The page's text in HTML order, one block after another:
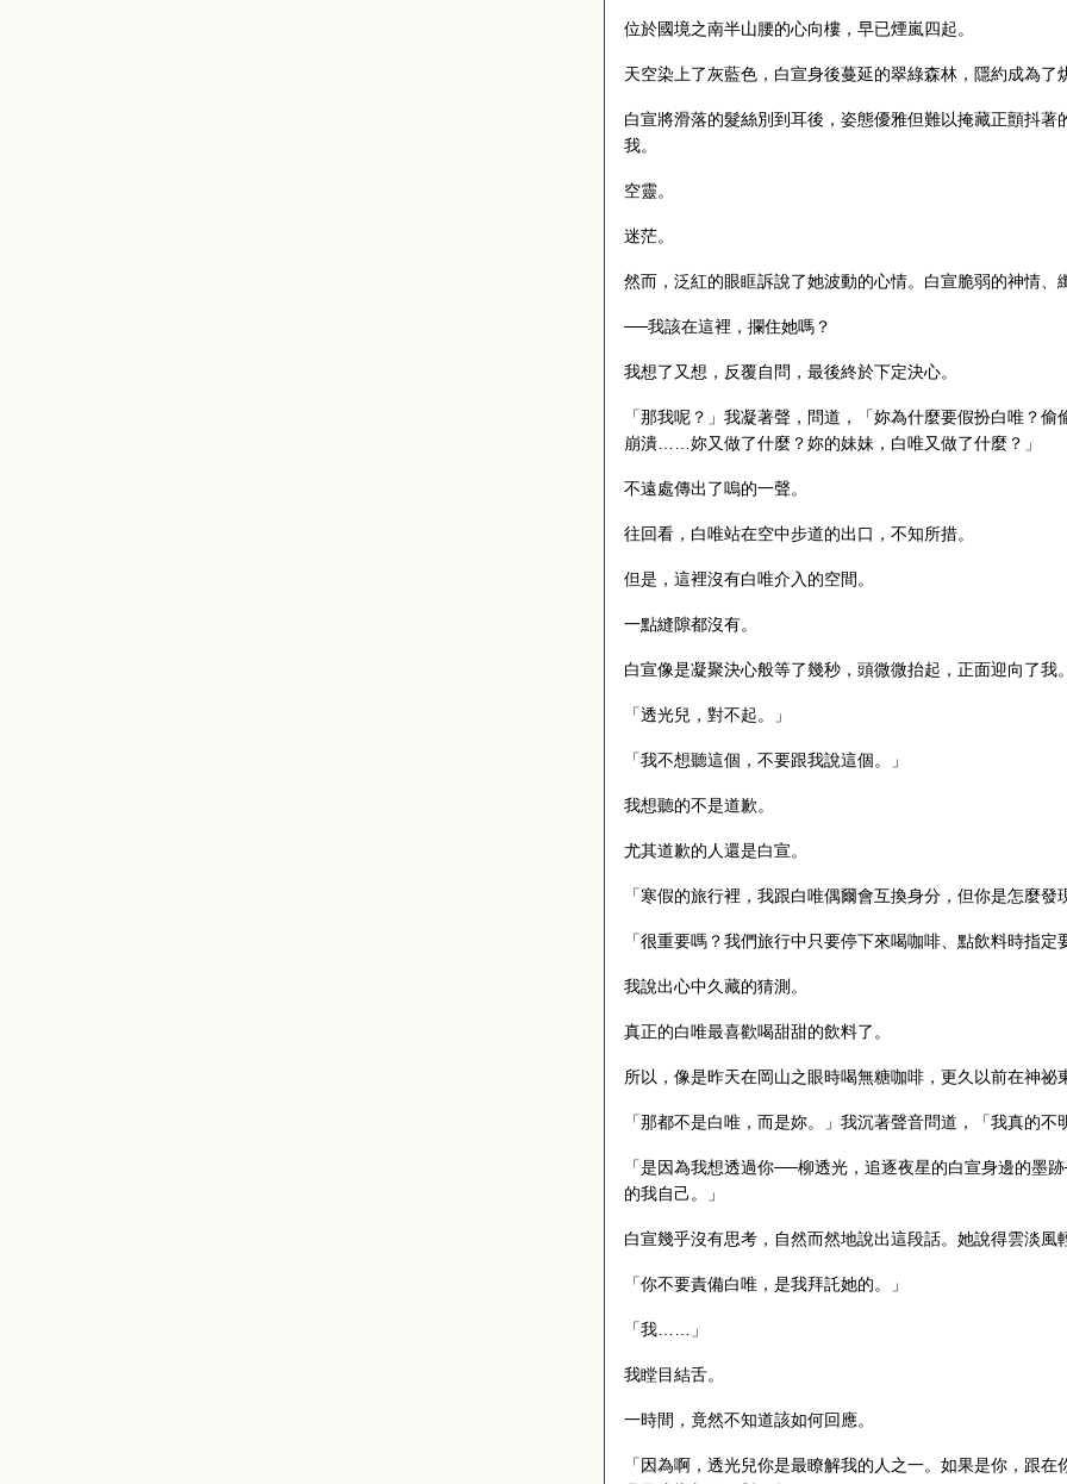
位於國境之南半山腰的心向樓，早已煙嵐四起。
天空染上了灰藍色，白宣身後蔓延的翠綠森林，隱約成為
白宣將滑落的髮絲別到耳後，姿態優雅但難以掩藏正顫抖
我。
空靈。
迷茫。
然而，泛紅的眼眶訴說了她波動的心情。白宣脆弱的神情、
──我該在這裡，攔住她嗎？
我想了又想，反覆自問，最後終於下定決心。
「那我呢？」我凝著聲，問道，「妳為什麼要假扮白唯？
崩潰……妳又做了什麼？妳的妹妹，白唯又做了什麼？」
不遠處傳出了嗚的一聲。
往回看，白唯站在空中步道的出口，不知所措。
但是，這裡沒有白唯介入的空間。
一點縫隙都沒有。
白宣像是凝聚決心般等了幾秒，頭微微抬起，正面迎向了我
「透光兒，對不起。」
「我不想聽這個，不要跟我說這個。」
我想聽的不是道歉。
尤其道歉的人還是白宣。
「寒假的旅行裡，我跟白唯偶爾會互換身分，但你是怎麼發
「很重要嗎？我們旅行中只要停下來喝咖啡、點飲料時指
我說出心中久藏的猜測。
真正的白唯最喜歡喝甜甜的飲料了。
所以，像是昨天在岡山之眼時喝無糖咖啡，更久以前在神
「那都不是白唯，而是妳。」我沉著聲音問道，「我真的
「是因為我想透過你──柳透光，追逐夜星的白宣身邊的墨
的我自己。」
白宣幾乎沒有思考，自然而然地說出這段話。她說得雲淡
「你不要責備白唯，是我拜託她的。」
「我……」
我瞠目結舌。
一時間，竟然不知道該如何回應。
「因為啊，透光兒你是最瞭解我的人之一。如果是你，跟